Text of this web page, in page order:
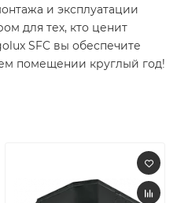
и эксплуатации
для тех, кто ценит
SFC вы обеспечите
помещении круглый год!